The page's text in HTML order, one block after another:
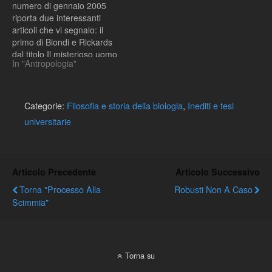
numero di gennaio 2005
riporta due interessanti
articoli che vi segnalo: il
primo di Biondi e Rickards
dal titolo Il misterioso uomo
di Flores (pp. 10-18) che
Il secondo, non vi sembri
strano ma si occupa di
Alessandro…
In "Antropologia"
Categorie: Filosofia e storia della biologia, Inediti e tesi
universitarie
Articolo Precedente
Torna "Processo Alla
Scimmia"
Articolo Successivo
Robusti Non A Caso
Torna su